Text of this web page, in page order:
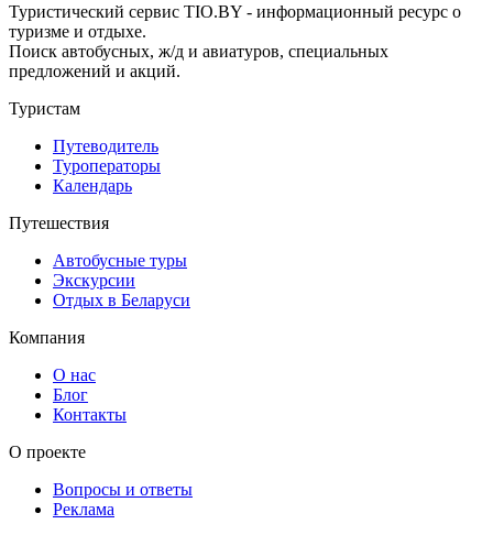
Туристический сервис TIO.BY - информационный ресурс о
туризме и отдыхе.
Поиск автобусных, ж/д и авиатуров, специальных
предложений и акций.
Туристам
Путеводитель
Туроператоры
Календарь
Путешествия
Автобусные туры
Экскурсии
Отдых в Беларуси
Компания
О нас
Блог
Контакты
О проекте
Вопросы и ответы
Реклама